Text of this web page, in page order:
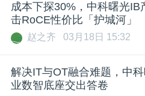
成本下探30%，中科曙光IB
击RoCE性价比「护城河」
赵之齐 03月18日 15:32
解决IT与OT融合难题，中
业数智底座交出答卷